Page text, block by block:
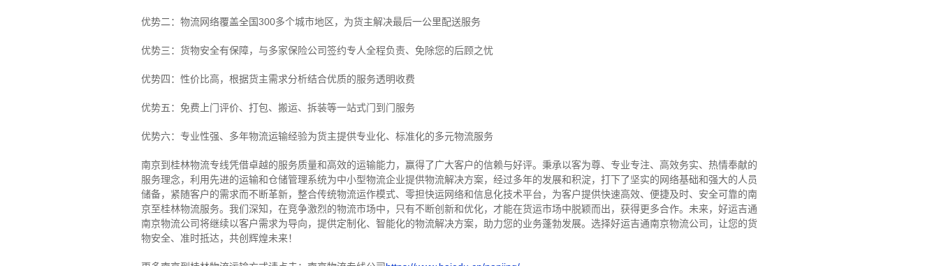
优势二：物流网络覆盖全国300多个城市地区，为货主解决最后一公里配送服务
优势三：货物安全有保障，与多家保险公司签约专人全程负责、免除您的后顾之忧
优势四：性价比高，根据货主需求分析结合优质的服务透明收费
优势五：免费上门评价、打包、搬运、拆装等一站式门到门服务
优势六：专业性强、多年物流运输经验为货主提供专业化、标准化的多元物流服务
南京到桂林物流专线凭借卓越的服务质量和高效的运输能力，赢得了广大客户的信赖与好评。 秉承以客为尊、专业专注、高效务实、热情奉献的
服务理念，利用先进的运输和仓储管理系统为中小型物流企业提供物流解决方案，经过多年的发展和积淀，打下了坚实的网络基础和强大的人员
储备，紧随客户的需求而不断革新，整合传统物流运作模式、零担快运网络和信息化技术平台，为客户提供快速高效、便捷及时、安全可靠的南
京至桂林物流服务。 我们深知，在竞争激烈的物流市场中，只有不断创新和优化，才能在货运市场中脱颖而出，获得更多合作。 未来，好运吉通
南京物流公司将继续以客户需求为导向，提供定制化、智能化的物流解决方案，助力您的业务蓬勃发展。选择好运吉通南京物流公司，让您的货
物安全、准时抵达，共创辉煌未来！